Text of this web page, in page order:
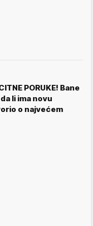
PORUKE! Bane
li ima novu
o najvećem